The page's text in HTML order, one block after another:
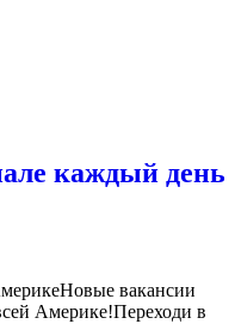
каждый день
вакансии
Америке!Переходи в